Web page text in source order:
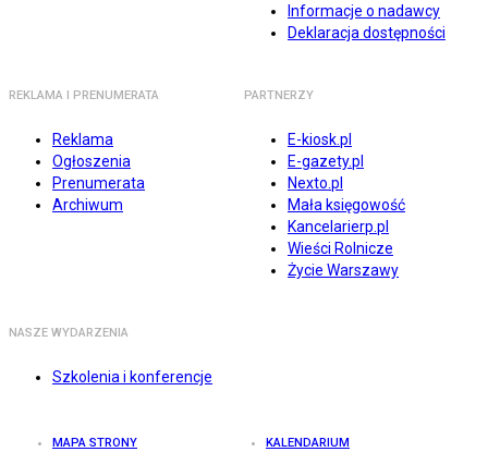
Informacje o nadawcy
Deklaracja dostępności
REKLAMA I PRENUMERATA
Reklama
Ogłoszenia
Prenumerata
Archiwum
PARTNERZY
E-kiosk.pl
E-gazety.pl
Nexto.pl
Mała księgowość
Kancelarierp.pl
Wieści Rolnicze
Życie Warszawy
NASZE WYDARZENIA
Szkolenia i konferencje
MAPA STRONY KALENDARIUM